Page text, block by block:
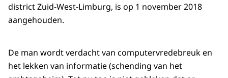
district Zuid-West-Limburg, is op 1 november 2018
aangehouden.
De man wordt verdacht van computervredebreuk en
het lekken van informatie (schending van het